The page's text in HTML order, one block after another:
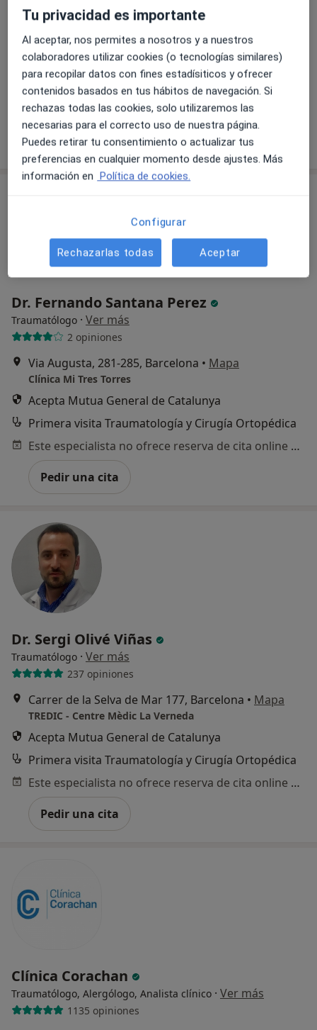
Primera visita Traumatología
Dr. Josep Nomdedeu
Traumatólogo
Mostrar perfil
Dr. Fernando Santana Perez
Traumatólogo · Ver más
2 opiniones
Via Augusta, 281-285, Barcelona • Mapa
Clínica Mi Tres Torres
Acepta Mutua General de Catalunya
Primera visita Traumatología y Cirugía Ortopédica
Este especialista no ofrece reserva de cita online en esta dirección.
Pedir una cita
Dr. Sergi Olivé Viñas
Traumatólogo · Ver más
237 opiniones
Carrer de la Selva de Mar 177, Barcelona • Mapa
TREDIC - Centre Mèdic La Verneda
Acepta Mutua General de Catalunya
Primera visita Traumatología y Cirugía Ortopédica
Este especialista no ofrece reserva de cita online en esta dirección.
Pedir una cita
Clínica Corachan
Traumatólogo, Alergólogo, Analista clínico · Ver más
1135 opiniones
Tu privacidad es importante
Al aceptar, nos permites a nosotros y a nuestros
colaboradores utilizar cookies (o tecnologías similares)
para recopilar datos con fines estadísiticos y ofrecer
contenidos basados en tus hábitos de navegación. Si
rechazas todas las cookies, solo utilizaremos las
necesarias para el correcto uso de nuestra página.
Puedes retirar tu consentimiento o actualizar tus
preferencias en cualquier momento desde ajustes. Más
información en Política de cookies.
Configurar
Rechazarlas todas Aceptar